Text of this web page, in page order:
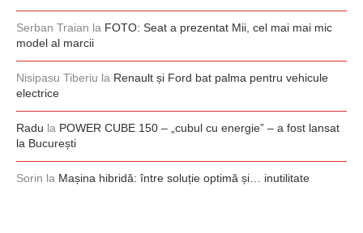
Serban Traian la FOTO: Seat a prezentat Mii, cel mai mai mic
model al marcii
Nisipasu Tiberiu la Renault și Ford bat palma pentru vehicule
electrice
Radu la POWER CUBE 150 – „cubul cu energie” – a fost lansat
la București
Sorin la Mașina hibridă: între soluție optimă și… inutilitate